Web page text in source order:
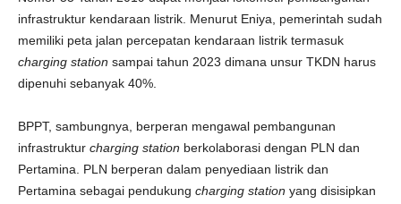
infrastruktur kendaraan listrik. Menurut Eniya, pemerintah sudah
memiliki peta jalan percepatan kendaraan listrik termasuk
charging station sampai tahun 2023 dimana unsur TKDN harus
dipenuhi sebanyak 40%.
BPPT, sambungnya, berperan mengawal pembangunan
infrastruktur charging station berkolaborasi dengan PLN dan
Pertamina. PLN berperan dalam penyediaan listrik dan
Pertamina sebagai pendukung charging station yang disisipkan